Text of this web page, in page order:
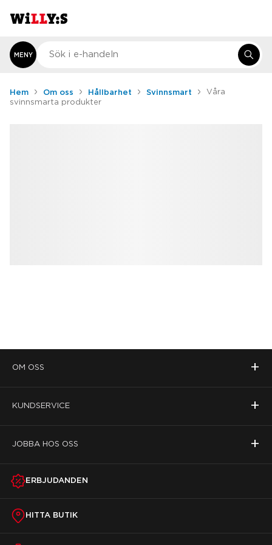
MENY
Hem Om oss Hållbarhet Svinnsmart
Våra
svinnsmarta produkter
OM OSS +
KUNDSERVICE +
JOBBA HOS OSS +
ERBJUDANDEN
HITTA BUTIK